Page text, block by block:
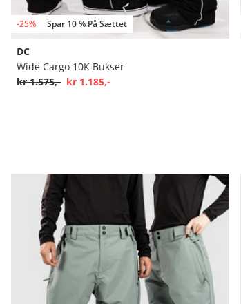
-25% Spar 10 % På Sættet
DC
Wide Cargo 10K Bukser
kr 1.575,- kr 1.185,-